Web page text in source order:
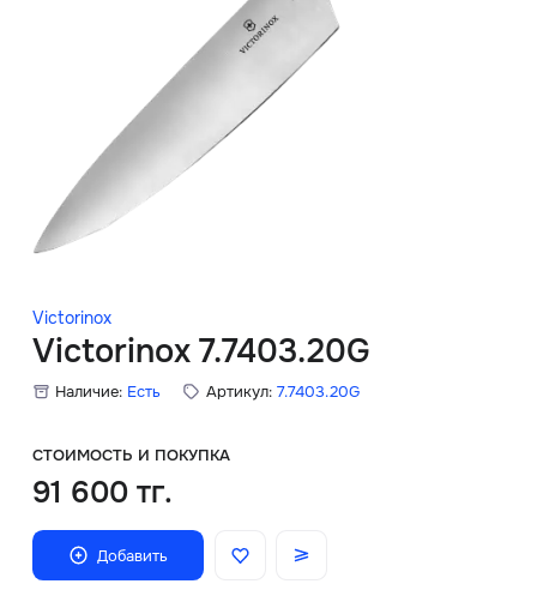
Victorinox
Victorinox 7.7403.20G
Наличие: Есть Артикул: 7.7403.20G
СТОИМОСТЬ И ПОКУПКА
91 600 тг.
Добавить
Мужские часы
Главная
О нас